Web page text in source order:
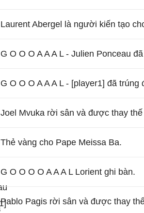
Laurent Abergel là người kiến tạo
G O O O A A A L - Julien Ponceau
G O O O A A A L - [player1] đã trúng
Joel Mvuka rời sân và được thay
Thẻ vàng cho Pape Meissa Ba.
G O O O O A A A L Lorient ghi bàn.
Pablo Pagis rời sân và được thay